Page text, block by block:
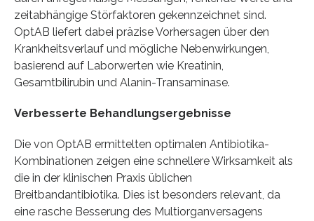
zeitabhängige Störfaktoren gekennzeichnet sind.
OptAB liefert dabei präzise Vorhersagen über den
Krankheitsverlauf und mögliche Nebenwirkungen,
basierend auf Laborwerten wie Kreatinin,
Gesamtbilirubin und Alanin-Transaminase.
Verbesserte Behandlungsergebnisse
Die von OptAB ermittelten optimalen Antibiotika-
Kombinationen zeigen eine schnellere Wirksamkeit als
die in der klinischen Praxis üblichen
Breitbandantibiotika. Dies ist besonders relevant, da
eine rasche Besserung des Multiorganversagens